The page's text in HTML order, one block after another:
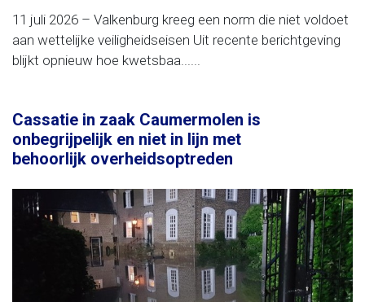
11 juli 2026 – Valkenburg kreeg een norm die niet voldoet
aan wettelijke veiligheidseisen Uit recente berichtgeving
blijkt opnieuw hoe kwetsbaa......
Cassatie in zaak Caumermolen is
onbegrijpelijk en niet in lijn met
behoorlijk overheidsoptreden